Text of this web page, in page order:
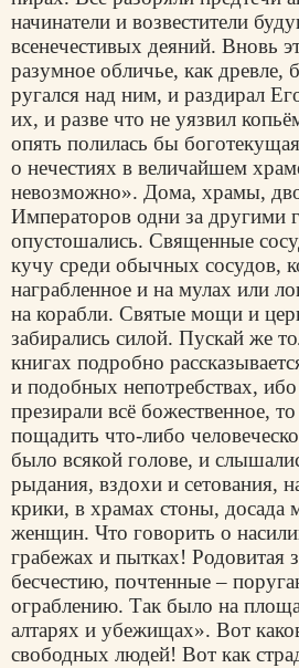
начинатели и возвестители
всенечестивых деяний. Вновь
paзумное обличье, как древле,
ругался над ним, и раздирал
их, и разве что не уязвил
опять полилась бы
о нечестиях в величайшем
невозможно». Дома, храмы,
Императоров одни за другими
опустошались. Священные
кучу среди обычных сосудов,
награбленное и на мулах или
на корабли. Святые мощи и
забирались силой. Пускай же
книгах подробно
и подобных непотребствах,
презирали всё божественное,
пощадить что-либо
было всякой голове, и
рыдания, вздохи и сетования,
крики, в храмах стоны, досада
женщин. Что говорить о
грабежах и пытках! Родовитая
бесчестию, почтенные –
ограблению. Так было на
алтарях и убежищах». Вот
свободных людей! Вот как